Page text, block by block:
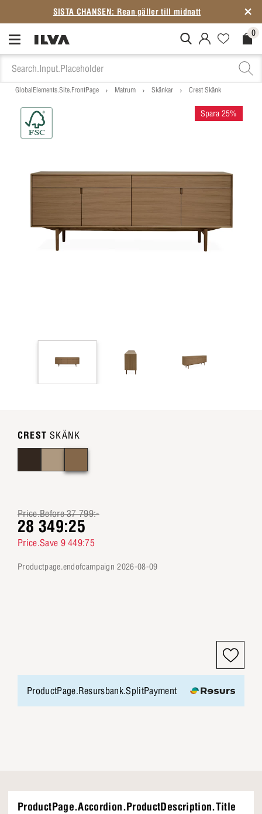
SISTA CHANSEN: Rean gäller till midnatt
MitIlva.Login 0
GlobalElements.Site.FrontPage Matrum Skänkar Crest Skänk
Spara 25%
CREST SKÄNK
Price.Before 37 799:-
28 349:25
Price.Save 9 449:75
productpage.endofcampaign 2026-08-09
ProductPage.Resursbank.SplitPayment
ProductPage.Accordion.ProductDescription.Title